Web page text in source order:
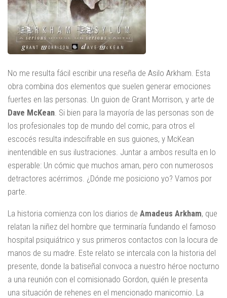
No me resulta fácil escribir una reseña de Asilo Arkham. Esta
obra combina dos elementos que suelen generar emociones
fuertes en las personas. Un guion de Grant Morrison, y arte de
Dave McKean. Si bien para la mayoría de las personas son de
los profesionales top de mundo del comic, para otros el
escocés resulta indescifrable en sus guiones, y McKean
inentendible en sus ilustraciones. Juntar a ambos resulta en lo
esperable: Un cómic que muchos aman, pero con numerosos
detractores acérrimos. ¿Dónde me posiciono yo? Vamos por
parte.
La historia comienza con los diarios de Amadeus Arkham, que
relatan la niñez del hombre que terminaría fundando el famoso
hospital psiquiátrico y sus primeros contactos con la locura de
manos de su madre. Este relato se intercala con la historia del
presente, donde la batiseñal convoca a nuestro héroe nocturno
a una reunión con el comisionado Gordon, quién le presenta
una situación de rehenes en el mencionado manicomio. La